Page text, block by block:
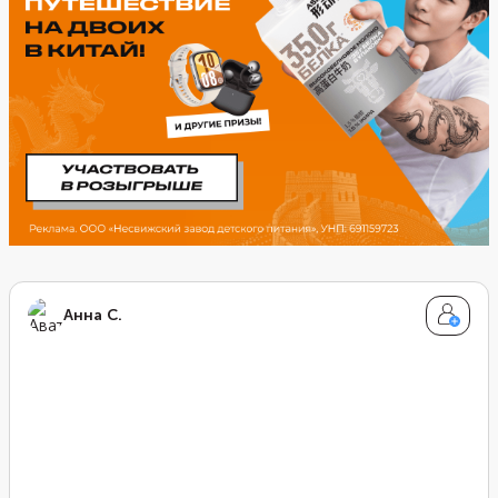
киви и шоколад, но можно взять и что-то другое.
Анна С.